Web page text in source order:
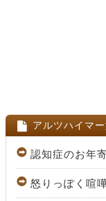
アルツハイマ
認知症のお年
怒りっぽく喧